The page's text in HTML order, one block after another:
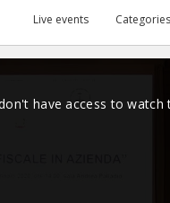
Live events